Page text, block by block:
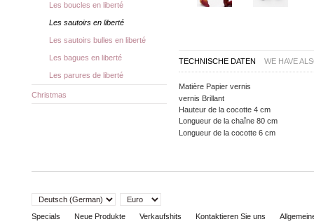
TECHNISCHE DATEN WE HAVE
Matière Papier vernis
vernis Brillant
Hauteur de la cocotte 4 cm
Longueur de la chaîne 80 cm
Longueur de la cocotte 6 cm
Les boucles en liberté
Les sautoirs en liberté
Les sautoirs bulles en liberté
Les bagues en liberté
Les parures de liberté
Christmas
Specials Neue Produkte Verkaufshits Kontaktieren Sie uns